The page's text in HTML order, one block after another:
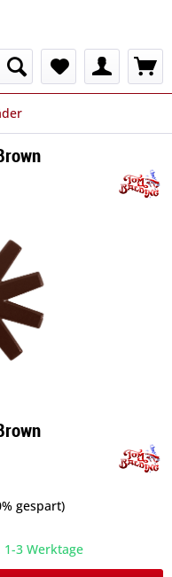
gespart)
3 Werktage